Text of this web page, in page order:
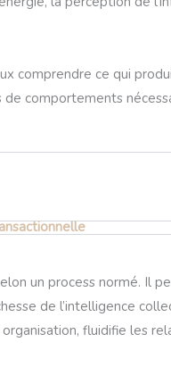
comprendre ce qui
comportements
un process normé. Il
de l’intelligence
fluidifie les